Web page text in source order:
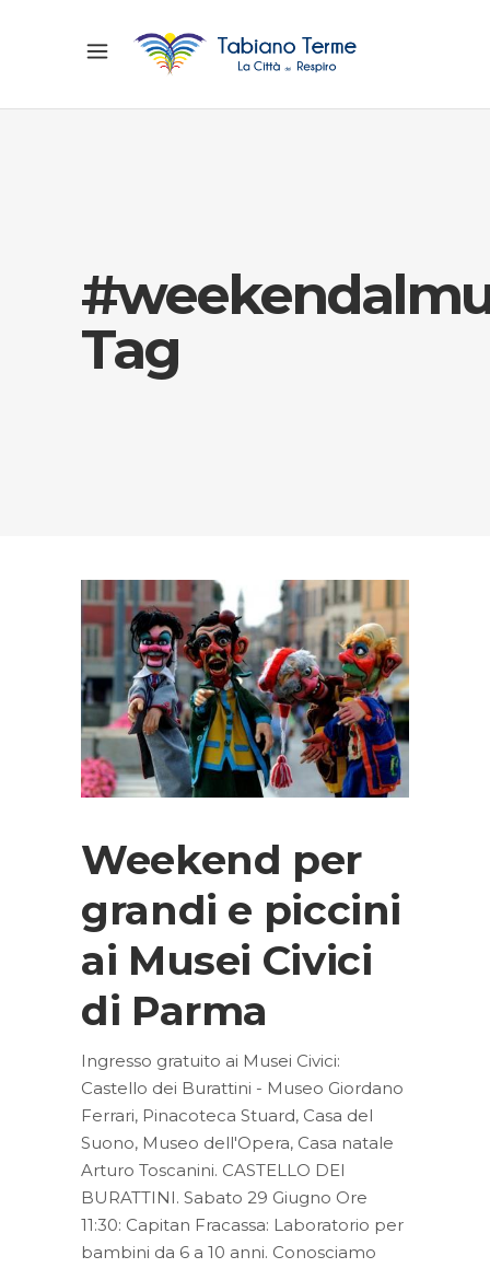
Tag
Weekend per
grandi e piccini
ai Musei Civici
di Parma
Ingresso gratuito ai Musei Civici:
Castello dei Burattini - Museo Giordano
Ferrari, Pinacoteca Stuard, Casa del
Suono, Museo dell'Opera, Casa natale
Arturo Toscanini. CASTELLO DEI
BURATTINI. Sabato 29 Giugno Ore
11:30: Capitan Fracassa: Laboratorio per
bambini da 6 a 10 anni. Conosciamo